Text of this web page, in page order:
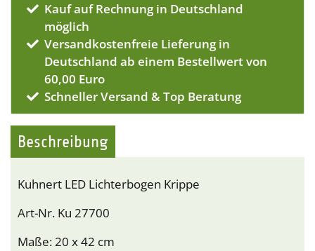
Kauf auf Rechnung in Deutschland
möglich
Versandkostenfreie Lieferung in
Deutschland ab einem Bestellwert von
60,00 Euro
Schneller Versand & Top Beratung
Beschreibung
Kuhnert LED Lichterbogen Krippe
Art-Nr. Ku 27700
Maße: 20 x 42 cm